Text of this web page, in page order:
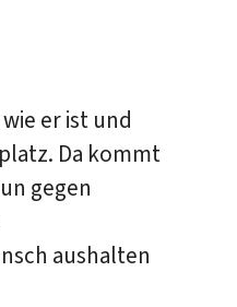
er ist und
Da kommt
gegen
aushalten